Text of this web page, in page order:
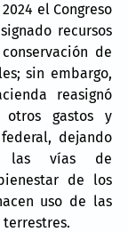
el Congreso
recursos
de
sin embargo,
reasignó
otros gastos y
dejando
las vías de
de los
uso de las